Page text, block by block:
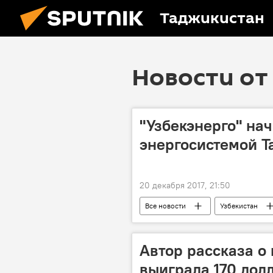
Таджикистан
Новости от
"Узбекэнерго"
энергосистемой
20 декабря 2017, 21:50
Все новости Узбекистан
Таджикистан
Энергетика
Автор рассказа